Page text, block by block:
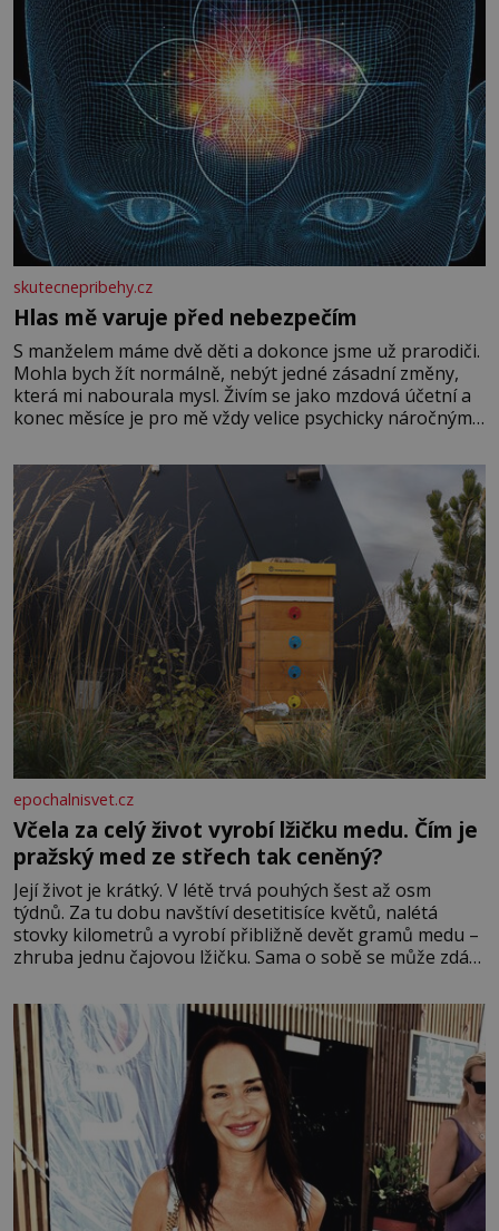
skutecnepribehy.cz
Hlas mě varuje před nebezpečím
S manželem máme dvě děti a dokonce jsme už prarodiči.
Mohla bych žít normálně, nebýt jedné zásadní změny,
která mi nabourala mysl. Živím se jako mzdová účetní a
konec měsíce je pro mě vždy velice psychicky náročným
dál častěji volá o pomoc, co se hlídání týče. Dalo by se
epochalnisvet.cz
Včela za celý život vyrobí lžičku medu. Čím je
pražský med ze střech tak ceněný?
Její život je krátký. V létě trvá pouhých šest až osm
týdnů. Za tu dobu navštíví desetitisíce květů, nalétá
stovky kilometrů a vyrobí přibližně devět gramů medu –
zhruba jednu čajovou lžičku. Sama o sobě se může zdát
tisíc příslušnic svého včelstva, vznikne jeden z
nejdokonalejších organismů